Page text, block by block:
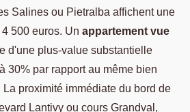
Salines ou Pietralba affichent une
500 euros. Un appartement vue
d'une plus-value substantielle
30% par rapport au même bien
proximité immédiate du bord de
Lantivy ou cours Grandval,